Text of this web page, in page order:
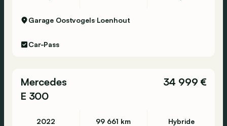
Garage Oostvogels Loenhout
Car-Pass
Mercedes
E 300
34 999 €
2022 99 661 km Hybride